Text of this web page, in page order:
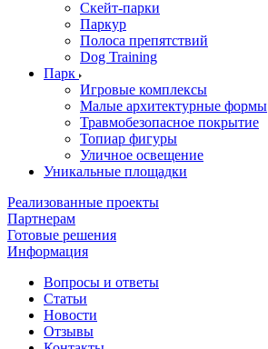
Скейт-парки
Паркур
Полоса препятствий
Dog Training
Парк
Игровые комплексы
Малые архитектурные формы
Травмобезопасное покрытие
Топиар фигуры
Уличное освещение
Уникальные площадки
Реализованные проекты
Партнерам
Готовые решения
Информация
Вопросы и ответы
Статьи
Новости
Отзывы